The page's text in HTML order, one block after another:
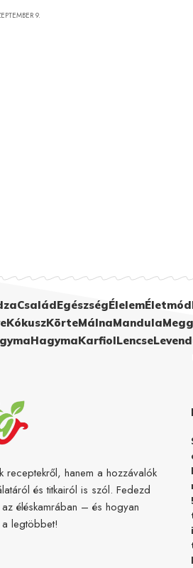
9.
CsaládEgészségÉlelemÉletmód
KókuszKörteMálnaMandula
HagymaKarfiolLencse
receptekről, hanem a hozzávalók
és titkairól is szól. Fedezd
éléskamrában – és hogyan
legtöbbet!